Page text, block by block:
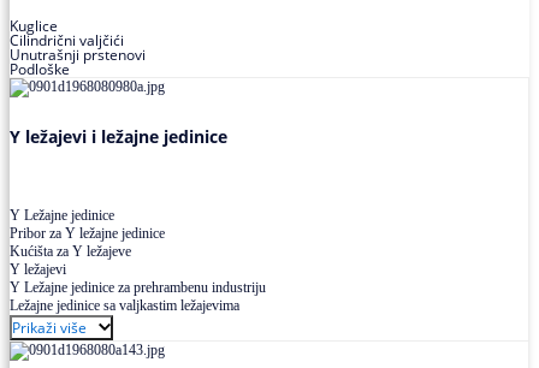
Kuglice
Cilindrični valjčići
Unutrašnji prstenovi
Podloške
Y ležajevi i ležajne jedinice
Y Ležajne jedinice
Pribor za Y ležajne jedinice
Kućišta za Y ležajeve
Y ležajevi
Y Ležajne jedinice za prehrambenu industriju
Ležajne jedinice sa valjkastim ležajevima
Prikaži više